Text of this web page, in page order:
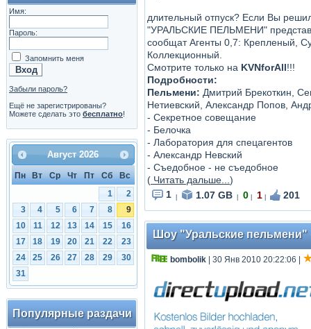
Имя:
Пароль:
Запомнить меня
Забыли пароль?
Ещё не зарегистрированы?
Можете сделать это бесплатно!
Август 2026
Пн Вт Ср Чт Пт Сб
Вс
1
2
3
4 5 6 7 8
9
10
11 12 13 14 15
16
17
18 19 20 21 22
23
24
25 26 27 28 29
30
31
Популярные раздачи
длительный отпуск? Если Вы
"УРАЛЬСКИЕ ПЕЛЬМЕНИ"
сообщат Агенты 0,7: Крепленый,
Коллекционный.
Смотрите только на KVNforAll!!!
Подробности:
Пельмени: Дмитрий Брекоткин,
Нетиевский, Александр Попов,
- Секретное совещание
- Белочка
- Лаборатория для спецагентов
- Александр Невский
- Съедобное - не съедобное
( Читать дальше... )
1
1.07 GB 0 1 201
Шоу "Уральские пельмени"
bombolik | 30 Янв 2010 20:22:06